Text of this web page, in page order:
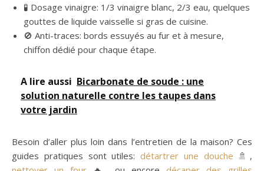
🧪 Dosage vinaigre: 1/3 vinaigre blanc, 2/3 eau, quelques
gouttes de liquide vaisselle si gras de cuisine.
🚫 Anti-traces: bords essuyés au fur et à mesure,
chiffon dédié pour chaque étape.
A lire aussi Bicarbonate de soude : une
solution naturelle contre les taupes dans
votre jardin
Besoin d’aller plus loin dans l’entretien de la maison? Ces
guides pratiques sont utiles: détartrer une douche 🚿,